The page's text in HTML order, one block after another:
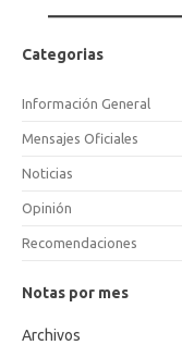
Categorias
Información General
Mensajes Oficiales
Noticias
Opinión
Recomendaciones
Notas por mes
Archivos